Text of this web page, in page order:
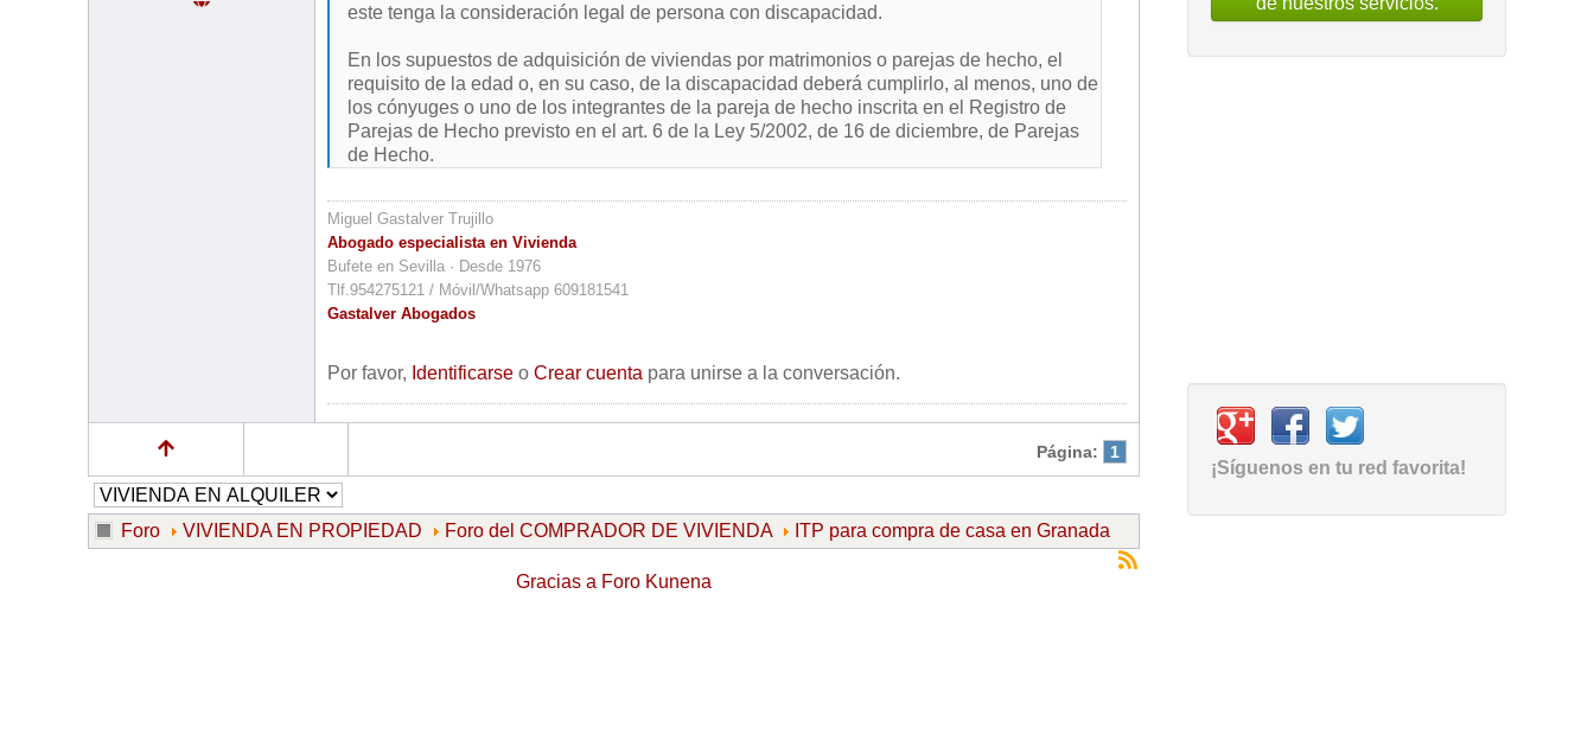
este tenga la consideración legal de persona con discapacidad.
En los supuestos de adquisición de viviendas por matrimonios o parejas de hecho, el
requisito de la edad o, en su caso, de la discapacidad deberá cumplirlo, al menos, uno de
los cónyuges o uno de los integrantes de la pareja de hecho inscrita en el Registro de
Parejas de Hecho previsto en el art. 6 de la Ley 5/2002, de 16 de diciembre, de Parejas
de Hecho.
Miguel Gastalver Trujillo
Abogado especialista en Vivienda
Bufete en Sevilla · Desde 1976
Tlf.954275121 / Móvil/Whatsapp 609181541
Gastalver Abogados
Por favor, Identificarse o Crear cuenta para unirse a la conversación.
Página: 1
Foro VIVIENDA EN PROPIEDAD Foro del COMPRADOR DE VIVIENDA ITP para compra de casa en Granada
Gracias a Foro Kunena
¡Síguenos en tu red favorita!